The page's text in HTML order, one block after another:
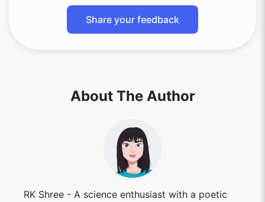
Share your feedback
About The Author
RK Shree - A science enthusiast with a poetic